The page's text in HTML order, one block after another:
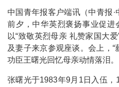
中国青年报客户端讯（中青报
前夕，中华英烈褒扬事业促进
以“致敬英烈母亲 礼赞家国大
及妻子来京参观座谈。会上，
功臣王曙光回忆母亲动情落泪。
张曙光于1983年9月1日入伍